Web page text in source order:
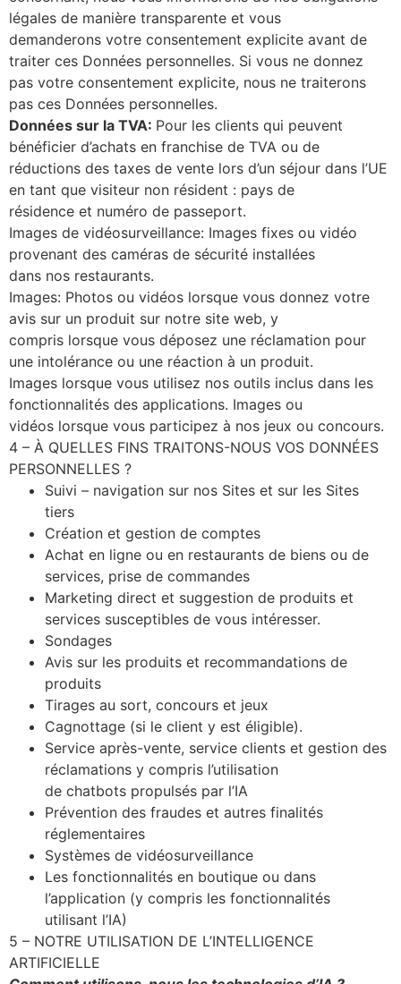
légales de manière transparente et vous
demanderons votre consentement explicite avant de
traiter ces Données personnelles. Si vous ne donnez
pas votre consentement explicite, nous ne traiterons
pas ces Données personnelles.
Données sur la TVA: Pour les clients qui peuvent
bénéficier d’achats en franchise de TVA ou de
réductions des taxes de vente lors d’un séjour dans l’UE
en tant que visiteur non résident : pays de
résidence et numéro de passeport.
Images de vidéosurveillance: Images fixes ou vidéo
provenant des caméras de sécurité installées
dans nos restaurants.
Images: Photos ou vidéos lorsque vous donnez votre
avis sur un produit sur notre site web, y
compris lorsque vous déposez une réclamation pour
une intolérance ou une réaction à un produit.
Images lorsque vous utilisez nos outils inclus dans les
fonctionnalités des applications. Images ou
vidéos lorsque vous participez à nos jeux ou concours.
4 – À QUELLES FINS TRAITONS-NOUS VOS DONNÉES
PERSONNELLES ?
Suivi – navigation sur nos Sites et sur les Sites
tiers
Création et gestion de comptes
Achat en ligne ou en restaurants de biens ou de
services, prise de commandes
Marketing direct et suggestion de produits et
services susceptibles de vous intéresser.
Sondages
Avis sur les produits et recommandations de
produits
Tirages au sort, concours et jeux
Cagnottage (si le client y est éligible).
Service après-vente, service clients et gestion des
réclamations y compris l’utilisation
de chatbots propulsés par l’IA
Prévention des fraudes et autres finalités
réglementaires
Systèmes de vidéosurveillance
Les fonctionnalités en boutique ou dans
l’application (y compris les fonctionnalités
utilisant l’IA)
5 – NOTRE UTILISATION DE L’INTELLIGENCE
ARTIFICIELLE